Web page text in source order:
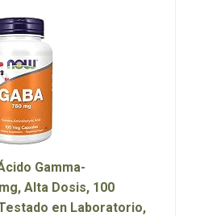
Gamma-
Alta Dosis, 100
en Laboratorio,